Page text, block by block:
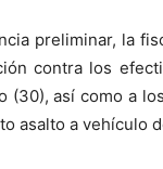
preliminar, la
contra los
(30), así como a
asalto a vehículo